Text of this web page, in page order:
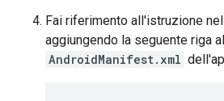
Fai riferimento all'istruzione
aggiungendo la seguente riga
AndroidManifest.xml